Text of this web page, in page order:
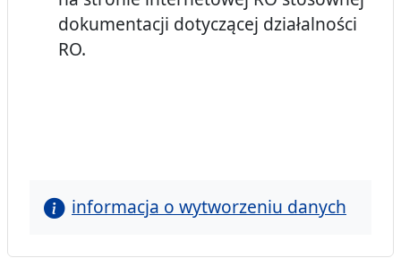
dokumentacji dotyczącej działalności
RO.
informacja o wytworzeniu danych